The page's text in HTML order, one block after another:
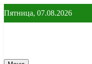
к
содержимому
Пятница, 07.08.2026